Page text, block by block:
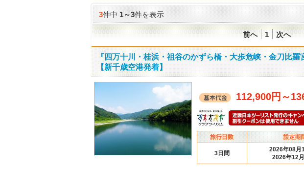
3件中1～3件を表示
前へ 1 次へ
『四万十川・桂浜・祖谷のかずら橋・大歩危峡・金刀比
【新千歳空港発着】
112,900円 ～
3日間
2026年08月
2026年12